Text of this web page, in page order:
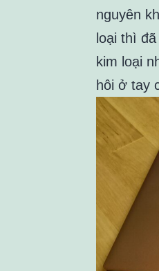
nguyên
loại thì
kim loại
hôi ở tay